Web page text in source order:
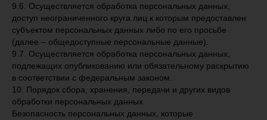
9.6. Осуществляется обработка персональных данных,
доступ неограниченного круга лиц к которым предоставлен
субъектом персональных данных либо по его просьбе
(далее – общедоступные персональные данные).
9.7. Осуществляется обработка персональных данных,
подлежащих опубликованию или обязательному раскрытию
в соответствии с федеральным законом.
10. Порядок сбора, хранения, передачи и других видов
обработки персональных данных
Безопасность персональных данных, которые
Разработка сайта
Политика конфиденциальности